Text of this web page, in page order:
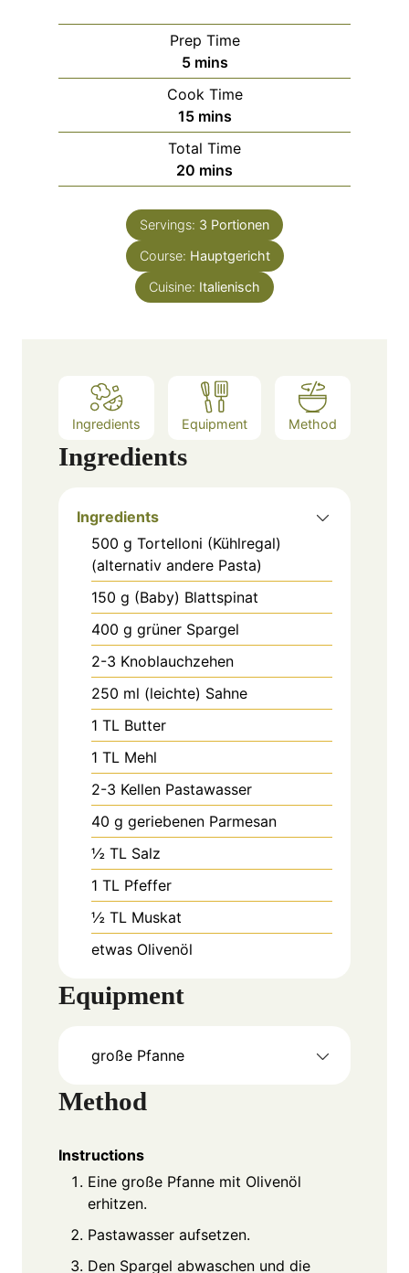
Prep Time
5m
i
n
u
t
e
s
mins
Cook Time
15m
i
n
u
e
s
mins
Total Time
20 m
i
n
u
t
e
s
mins
Servings: 3 Portionen
Course: Hauptgericht
Cuisine: Italienisch
Ingredients Equipment Method
Ingredients
Ingredients
500 g Tortelloni (Kühlregal)
(alternativ andere Pasta)
150 g (Baby) Blattspinat
400 g grüner Spargel
2-3 Knoblauchzehen
250 ml (leichte) Sahne
1 TL Butter
1 TL Mehl
2-3 Kellen Pastawasser
40 g geriebenen Parmesan
½ TL Salz
1 TL Pfeffer
½ TL Muskat
etwas Olivenöl
Equipment
große Pfanne
Method
Instructions
Eine große Pfanne mit Olivenöl
erhitzen.
Pastawasser aufsetzen.
Den Spargel abwaschen und die